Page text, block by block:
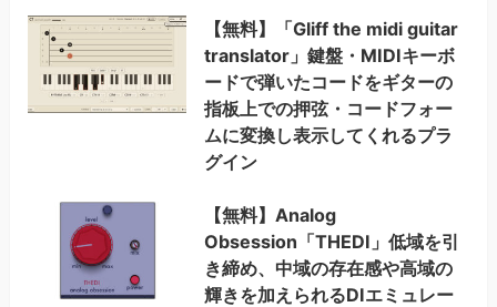
【無料】「Gliff the midi guitar
translator」鍵盤・MIDIキーボ
ードで弾いたコードをギターの
指板上での押弦・コードフォー
ムに変換し表示してくれるプラ
グイン
【無料】Analog
Obsession「THEDI」低域を引
き締め、中域の存在感や高域の
輝きを加えられるDIエミュレー